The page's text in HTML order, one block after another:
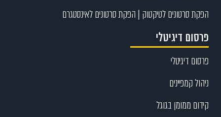
הפקת סרטונים לטיקטוק | הפקת סרטונים לאינסטגרם
פרסום דיגיטלי
פרסום דיגיטלי
ניהול קמפיינים
קידום ממומן בגוגל